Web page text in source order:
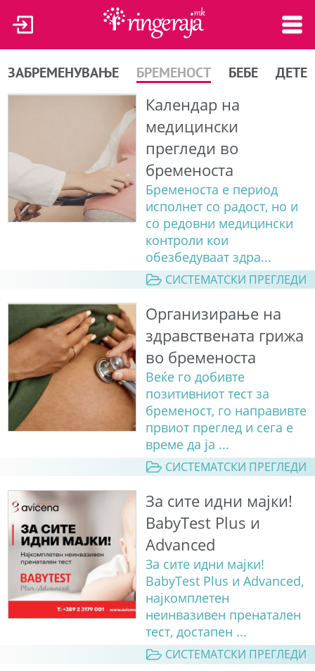
ЗАБРЕМЕНУВАЊЕ БРЕМЕНОСТ БЕБЕ ДЕТЕ
Календар на
медицински
прегледи во
бременоста
Бременоста е период
исполнет со радост, но и
со редовни медицински
контроли кои
обезбедуваат здра...
СИСТЕМАТСКИ ПРЕГЛЕДИ
Организирање на
здравствената грижа
во бременоста
Веќе го добивте
позитивниот тест за
бременост, го направивте
првиот преглед и сега е
време да ја ...
СИСТЕМАТСКИ ПРЕГЛЕДИ
За сите идни мајки!
BabyTest Plus и
Advanced
За сите идни мајки!
BabyTest Plus и Advanced,
најкомплетен
неинвазивен пренатален
тест, достапен ...
СИСТЕМАТСКИ ПРЕГЛЕДИ